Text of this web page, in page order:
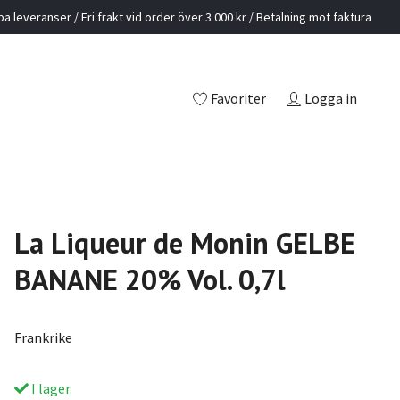
leveranser / Fri frakt vid order över 3 000 kr / Betalning mot faktura
Favoriter Logga in
La Liqueur de Monin GELBE
BANANE 20% Vol. 0,7l
Frankrike
I lager.